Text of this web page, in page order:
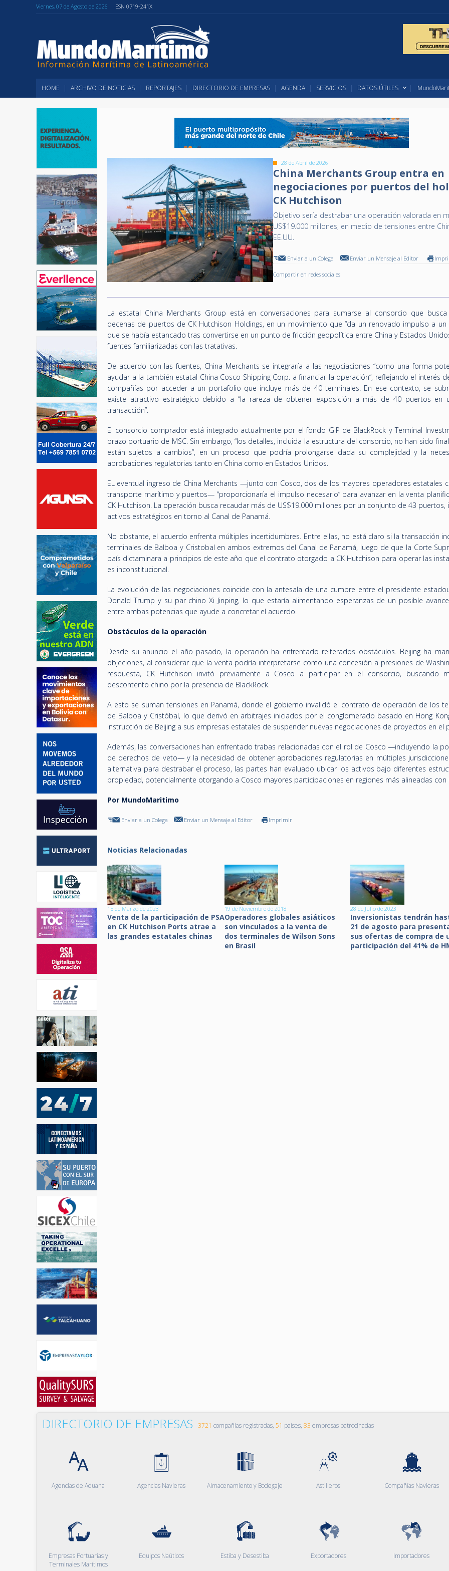
Viernes, 07 de Agosto de 2026 | ISSN 0719-241X
HOME ARCHIVO DE NOTICIAS REPORTAJES DIRECTORIO DE EMPRESAS AGENDA SERVICIOS DATOS ÚTILES
28 de Abril de 2026
China Merchants Group entra en
negociaciones por puertos del
CK Hutchison
Objetivo sería destrabar una operación valorada en
US$19.000 millones, en medio de tensiones entre
EE.UU.
Enviar a un Colega Enviar un Mensaje al Editor
Compartir en redes sociales
La estatal China Merchants Group está en conversaciones para sumarse al consorcio que
decenas de puertos de CK Hutchison Holdings, en un movimiento que “da un renovado impulso a un
que se había estancado tras convertirse en un punto de fricción geopolítica entre China y Estados
fuentes familiarizadas con las tratativas.
De acuerdo con las fuentes, China Merchants se integraría a las negociaciones “como una forma
ayudar a la también estatal China Cosco Shipping Corp. a financiar la operación”, reflejando el interés
compañías por acceder a un portafolio que incluye más de 40 terminales. En ese contexto, se
existe atractivo estratégico debido a “la rareza de obtener exposición a más de 40 puertos en
transacción”.
El consorcio comprador está integrado actualmente por el fondo GIP de BlackRock y Terminal
brazo portuario de MSC. Sin embargo, “los detalles, incluida la estructura del consorcio, no han sido
están sujetos a cambios”, en un proceso que podría prolongarse dada su complejidad y la
aprobaciones regulatorias tanto en China como en Estados Unidos.
EL eventual ingreso de China Merchants —junto con Cosco, dos de los mayores operadores estatales
transporte marítimo y puertos— “proporcionaría el impulso necesario” para avanzar en la venta
CK Hutchison. La operación busca recaudar más de US$19.000 millones por un conjunto de 43 puertos,
activos estratégicos en torno al Canal de Panamá.
No obstante, el acuerdo enfrenta múltiples incertidumbres. Entre ellas, no está claro si la transacción
terminales de Balboa y Cristobal en ambos extremos del Canal de Panamá, luego de que la Corte
país dictaminara a principios de este año que el contrato otorgado a CK Hutchison para operar las
es inconstitucional.
La evolución de las negociaciones coincide con la antesala de una cumbre entre el presidente
Donald Trump y su par chino Xi Jinping, lo que estaría alimentando esperanzas de un posible
entre ambas potencias que ayude a concretar el acuerdo.
Obstáculos de la operación
Desde su anuncio el año pasado, la operación ha enfrentado reiterados obstáculos. Beijing ha
objeciones, al considerar que la venta podría interpretarse como una concesión a presiones de
respuesta, CK Hutchison invitó previamente a Cosco a participar en el consorcio, buscando
descontento chino por la presencia de BlackRock.
A esto se suman tensiones en Panamá, donde el gobierno invalidó el contrato de operación de los
de Balboa y Cristóbal, lo que derivó en arbitrajes iniciados por el conglomerado basado en Hong
instrucción de Beijing a sus empresas estatales de suspender nuevas negociaciones de proyectos en el
Además, las conversaciones han enfrentado trabas relacionadas con el rol de Cosco —incluyendo la
de derechos de veto— y la necesidad de obtener aprobaciones regulatorias en múltiples
alternativa para destrabar el proceso, las partes han evaluado ubicar los activos bajo diferentes
propiedad, potencialmente otorgando a Cosco mayores participaciones en regiones más alineadas con
Por MundoMaritimo
Enviar a un Colega Enviar un Mensaje al Editor Imprimir
Noticias Relacionadas
15 de Marzo de 2023
Venta de la participación de PSA
en CK Hutchison Ports atrae a
las grandes estatales chinas
19 de Noviembre de 2018
Operadores globales asiáticos
son vinculados a la venta de
dos terminales de Wilson Sons
en Brasil
28 de Julio de 2023
Inversionistas tendrán
21 de agosto para
sus ofertas de compra de
participación del 41% de
DIRECTORIO DE EMPRESAS 3721 compañías registradas, 51 países, 83 empresas patrocinadas
Agencias de Aduana Agencias Navieras Almacenamiento y Bodegaje Astilleros Compañías Navieras
Empresas Portuarias y
Terminales Marítimos
Equipos Naúticos Estiba y Desestiba Exportadores Importadores